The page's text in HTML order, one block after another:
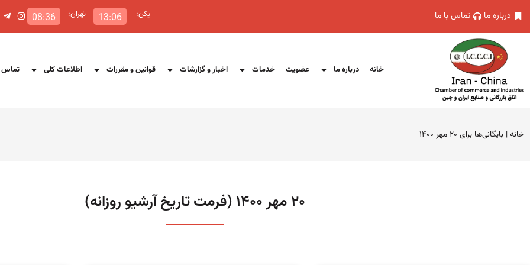
درباره ما تماس با ما پکن: 13:06 تهران: 08:36
خانه درباره ما عضویت خدمات اخبار و گزارشات قوانین و مقررات اطلاعات کلی تماس
خانه| بایگانی‌ها برای ۲۰ مهر ۱۴۰۰
۲۰ مهر ۱۴۰۰ (فرمت تاریخ آرشیو روزانه)